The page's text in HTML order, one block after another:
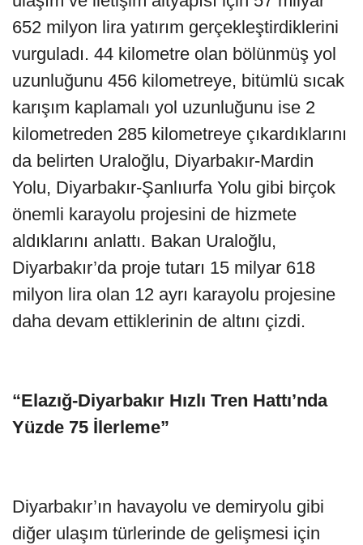
652 milyon lira yatırım gerçekleştirdiklerini
vurguladı. 44 kilometre olan bölünmüş yol
uzunluğunu 456 kilometreye, bitümlü sıcak
karışım kaplamalı yol uzunluğunu ise 2
kilometreden 285 kilometreye çıkardıklarını
da belirten Uraloğlu, Diyarbakır-Mardin
Yolu, Diyarbakır-Şanlıurfa Yolu gibi birçok
önemli karayolu projesini de hizmete
aldıklarını anlattı. Bakan Uraloğlu,
Diyarbakır’da proje tutarı 15 milyar 618
milyon lira olan 12 ayrı karayolu projesine
daha devam ettiklerinin de altını çizdi.
“Elazığ-Diyarbakır Hızlı Tren Hattı’nda
Yüzde 75 İlerleme”
Diyarbakır’ın havayolu ve demiryolu gibi
diğer ulaşım türlerinde de gelişmesi için